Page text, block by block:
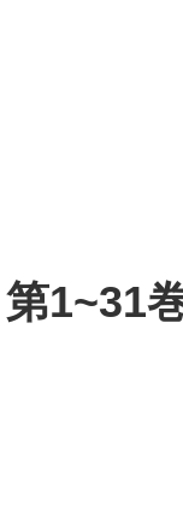
1~31